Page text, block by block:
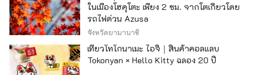
ในเมืองโฮคุโตะ เพียง 2 ชม. จากโตเกียวโดย
รถไฟด่วน Azusa
จังหวัดยามานาชิ
เที่ยวโทโกนาเมะ ไอจิ｜สินค้าคอลแลบ
Tokonyan × Hello Kitty ฉลอง 20 ปี